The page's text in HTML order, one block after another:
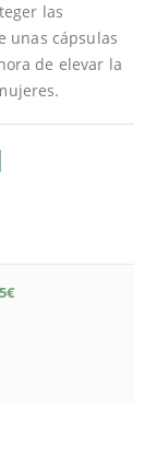
las
unas cápsulas
de elevar la